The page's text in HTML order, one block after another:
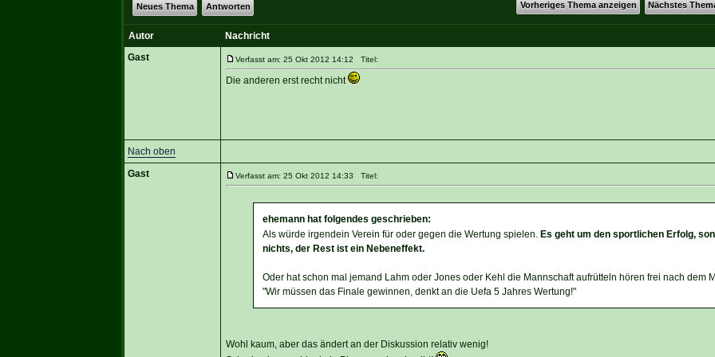
Vorheriges Thema anzeigen Nächstes
Neues Thema Antworten
Autor
Nachricht
Gast
Verfasst am: 25 Okt 2012 14:12 Titel:
Die anderen erst recht nicht
Nach oben
Gast
Verfasst am: 25 Okt 2012 14:33 Titel:
ehemann hat folgendes geschrieben:
Als würde irgendein Verein für oder gegen die Wertung spielen. Es geht um den sportlichen Erfolg,
nichts, der Rest ist ein Nebeneffekt.
Oder hat schon mal jemand Lahm oder Jones oder Kehl die Mannschaft aufrütteln hören frei nach dem
"Wir müssen das Finale gewinnen, denkt an die Uefa 5 Jahres Wertung!"
Wohl kaum, aber das ändert an der Diskussion relativ wenig!